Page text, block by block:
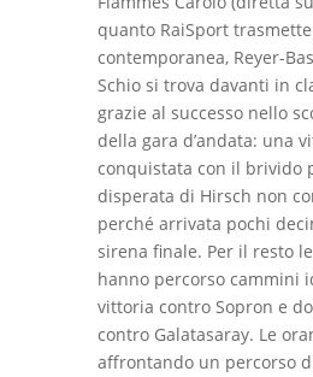
quanto RaiSport
contemporanea, Reyer-
Schio si trova davanti in
grazie al successo nello
della gara d’andata: una
conquistata con il brivido
disperata di Hirsch non
perché arrivata pochi
sirena finale. Per il resto
hanno percorso cammini
vittoria contro Sopron e
contro Galatasaray. Le
affrontando un percorso